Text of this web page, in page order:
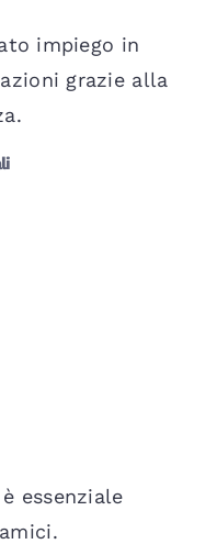
impiego in
grazie alla
essenziale